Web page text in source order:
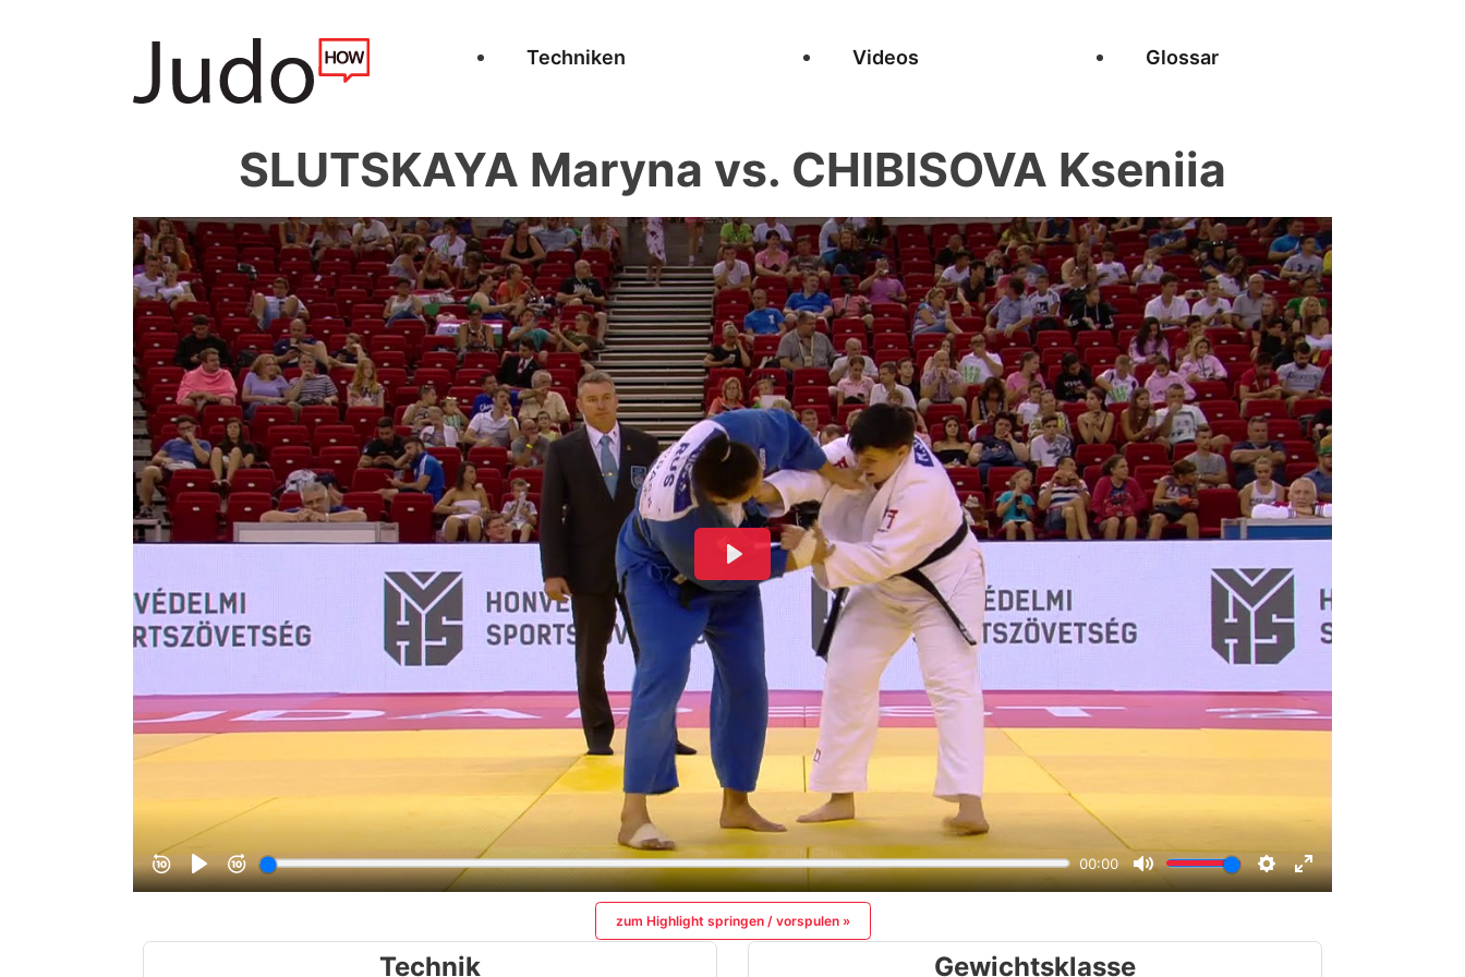
Techniken Videos Glossar
SLUTSKAYA Maryna vs. CHIBISOVA Kseniia
zum Highlight springen / vorspulen »
Technik Gewichtsklasse